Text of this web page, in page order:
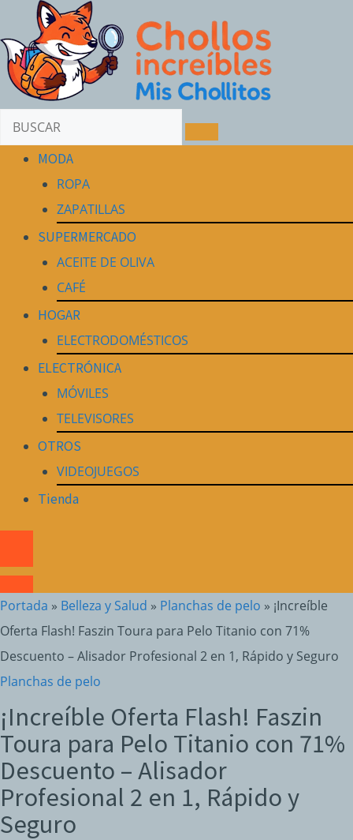
MODA
ROPA
ZAPATILLAS
SUPERMERCADO
ACEITE DE OLIVA
CAFÉ
HOGAR
ELECTRODOMÉSTICOS
ELECTRÓNICA
MÓVILES
TELEVISORES
OTROS
VIDEOJUEGOS
Tienda
Portada » Belleza y Salud » Planchas de pelo » ¡Increíble
Oferta Flash! Faszin Toura para Pelo Titanio con 71%
Descuento – Alisador Profesional 2 en 1, Rápido y Seguro
Planchas de pelo
¡Increíble Oferta Flash! Faszin
Toura para Pelo Titanio con 71%
Descuento – Alisador
Profesional 2 en 1, Rápido y
Seguro